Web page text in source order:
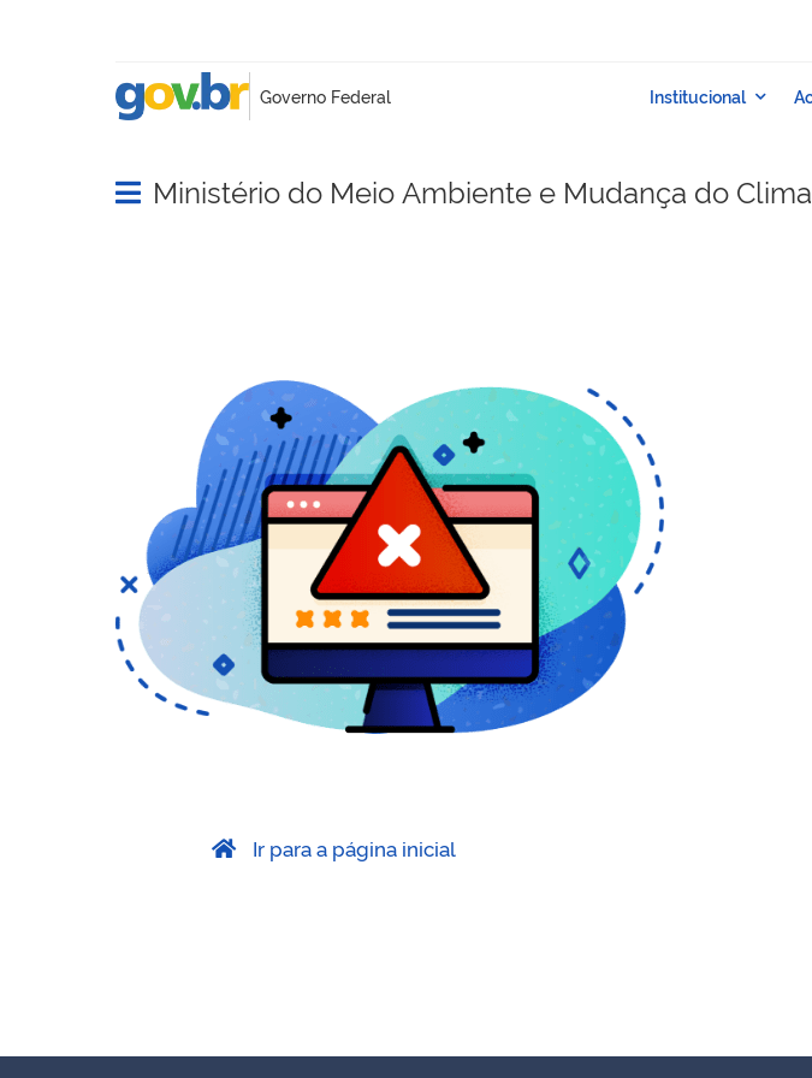
Abrir menu principal de navegação
Ministério do Meio Ambiente e Mudança do Clima
Ir para a página inicial